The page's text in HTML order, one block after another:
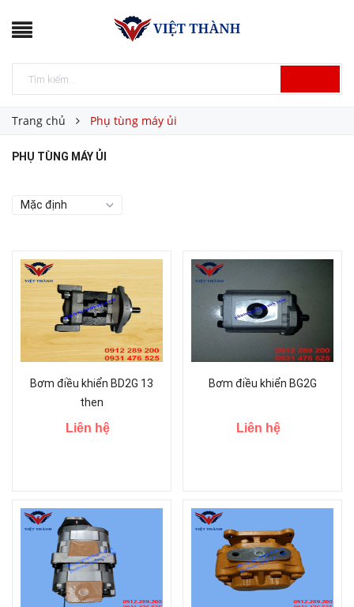
Trang chủ Phụ tùng máy ủi
PHỤ TÙNG MÁY ỦI
Bơm điều khiển BD2G 13
then
Liên hệ
Bơm điều khiển BG2G
Liên hệ